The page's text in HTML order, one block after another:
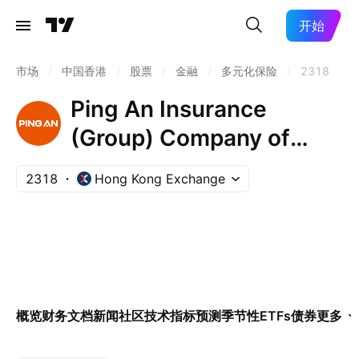
开始
市场 中国香港 股票 金融 多元化保险 2318
Ping An Insurance
(Group) Company of
China, Ltd. Class H
2318 Hong Kong Exchange
概览财务文档新闻社区技术指标预测季节性ETFs债券更多